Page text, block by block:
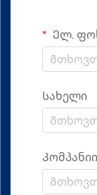
Ელ.
Სახელი